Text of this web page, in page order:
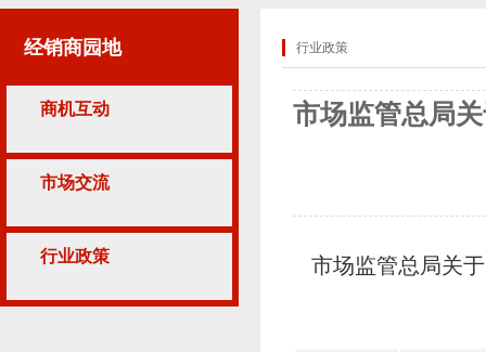
经销商园地
商机互动
市场交流
行业政策
行业政策
市场监管总局
市场监管总局关